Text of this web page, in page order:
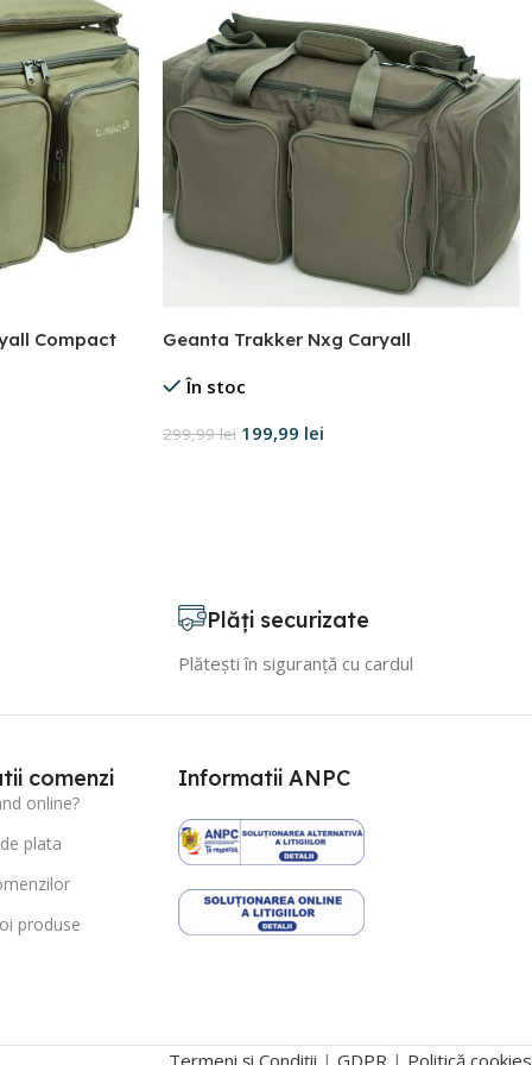
Compact Geanta Trakker Nxg Caryall
În stoc
299,99lei 199,99 lei
Plăți securizate
Plătești în siguranță cu cardul
comenzi
online?
plata
produse
Informatii ANPC
Termeni și Condiții | GDPR | Politică cookies